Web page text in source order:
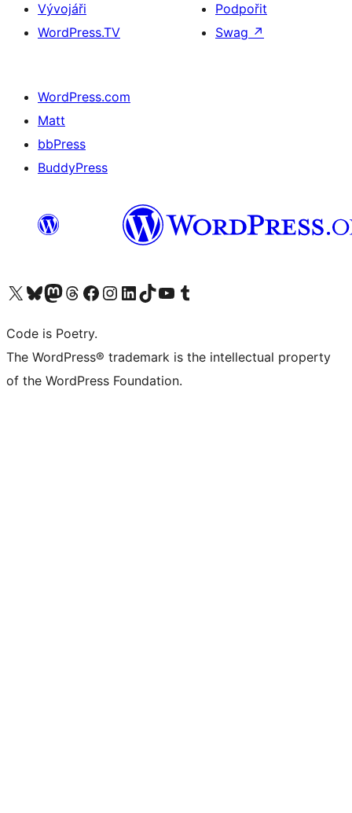
Vývojáři
WordPress.TV
Podpořit
Swag ↗
WordPress.com
Matt
bbPress
BuddyPress
Navštivte náš účet na X (dříve Twitter)
Navštivte náš Bluesky účetNavštivte náš účet Mastodon
Navštivte náš Threads účetNavštivte naši stránku na Facebooku
Navštivte náš Instagram účetNavštivte náš LinkedIn účetNavštivte náš TikTok účetNavštivte náš YouTube kanálNavštivte náš Tumblr účet
Code is Poetry.
The WordPress® trademark is the intellectual property
of the WordPress Foundation.